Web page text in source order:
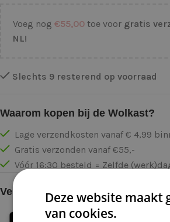
Voeg nog €55,00 toe voor gratis
NL!
Slechts 9 resterend op voorraad
Waarom kopen bij de Wolkast?
Lage verzendkosten vanaf € 4,99
Gratis verzonden vanaf €55,-
Vóór 16:30 besteld = Zelfde
Veilig online betalen
Deze website maakt
van cookies.